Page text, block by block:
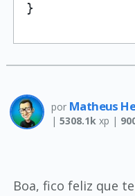
}
por Matheus
| 5308.1k xp |
Boa, fico feliz que